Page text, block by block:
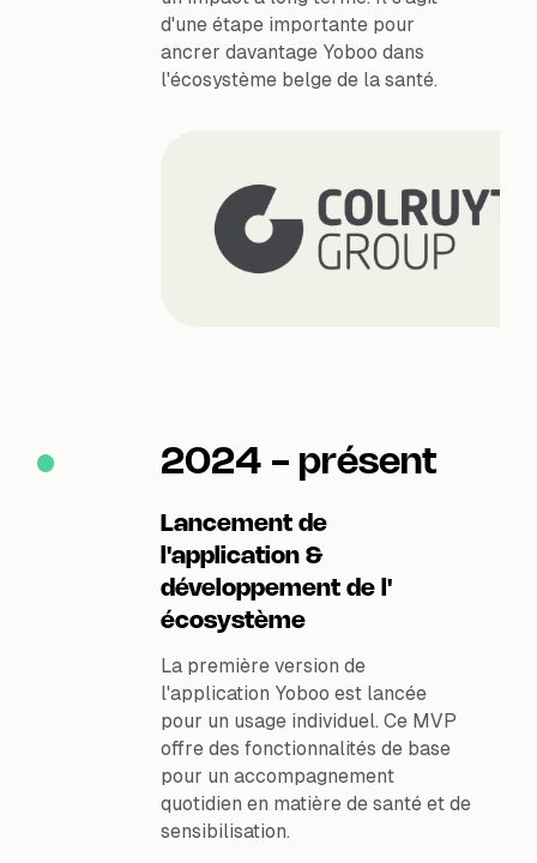
d'une étape importante pour
ancrer davantage Yoboo dans
l'écosystème belge de la santé.
2024 - présent
Lancement de
l'application &
développement de l'
écosystème
La première version de
l'application Yoboo est lancée
pour un usage individuel. Ce MVP
offre des fonctionnalités de base
pour un accompagnement
quotidien en matière de santé et de
sensibilisation.